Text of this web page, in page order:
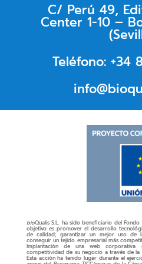
C/ Perú 49,
Center 1-10 –
Teléfono: +34
bioQualis S.L. ha sido beneficiario del
objetivo es promover el desarrollo
de calidad; garantizar un mejor uso de
conseguir un tejido empresarial más
Implantación de una web
competitividad de su negocio a través de
Esta acción ha tenido lugar durante el